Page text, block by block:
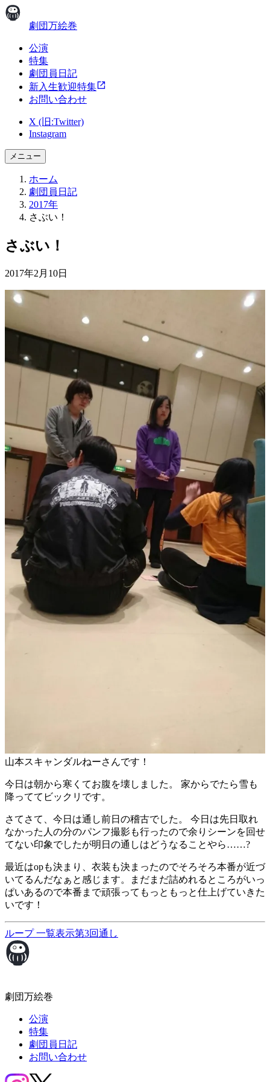
劇団万絵巻
公演
特集
劇団員日記
新入生歓迎特集
お問い合わせ
X (旧:Twitter)
Instagram
メニュー
ホーム
劇団員日記
2017年
さぶい！
さぶい！
2017年2月10日
山本スキャンダルねーさんです！
今日は朝から寒くてお腹を壊しました。 家からでたら雪も
降っててビックリです。
さてさて、今日は通し前日の稽古でした。 今日は先日取れ
なかった人の分のパンフ撮影も行ったので余りシーンを回せ
てない印象でしたが明日の通しはどうなることやら……?
最近はopも決まり、衣装も決まったのでそろそろ本番が近づ
いてるんだなぁと感じます。まだまだ詰めれるところがいっ
ぱいあるので本番まで頑張ってもっともっと仕上げていきた
いです！
ループ一覧表示第3回通し
劇団万絵巻
公演
特集
劇団員日記
お問い合わせ